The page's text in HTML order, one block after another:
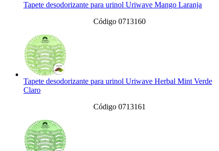
Tapete desodorizante para urinol Uriwave Mango Laranja
Código 0713160
Tapete desodorizante para urinol Uriwave Herbal Mint Verde
Claro
Código 0713161